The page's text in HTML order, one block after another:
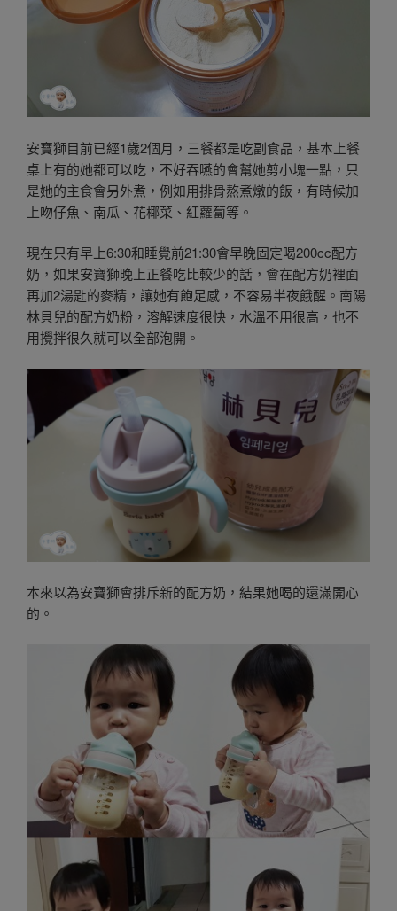
安寶獅目前已經1歲2個月，三餐都是吃副食品，基本上餐
桌上有的她都可以吃，不好吞嚥的會幫她剪小塊一點，只
是她的主食會另外煮，例如用排骨熬煮燉的飯，有時候加
上吻仔魚、南瓜、花椰菜、紅蘿蔔等。
現在只有早上6:30和睡覺前21:30會早晚固定喝200cc配方
奶，如果安寶獅晚上正餐吃比較少的話，會在配方奶裡面
再加2湯匙的麥精，讓她有飽足感，不容易半夜餓醒。南陽
林貝兒的配方奶粉，溶解速度很快，水溫不用很高，也不
用攪拌很久就可以全部泡開。
本來以為安寶獅會排斥新的配方奶，結果她喝的還滿開心
的。